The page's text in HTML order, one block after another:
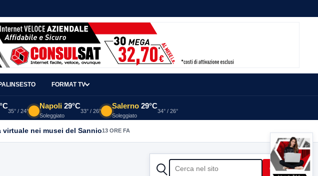
FORMAT TV
35° / 24°
Napoli 29°C
Soleggiato
33° / 26°
Salerno 29°C
Soleggiato
34° / 26°
virtuale nei musei del Sannio13 ORE FA
CERCA Cerca